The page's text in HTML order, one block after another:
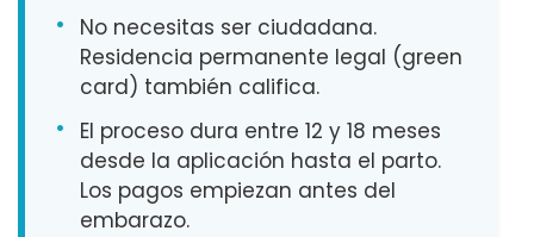
•
No necesitas ser ciudadana.
Residencia permanente legal (green
card) también califica.
•
El proceso dura entre 12 y 18 meses
desde la aplicación hasta el parto.
Los pagos empiezan antes del
embarazo.